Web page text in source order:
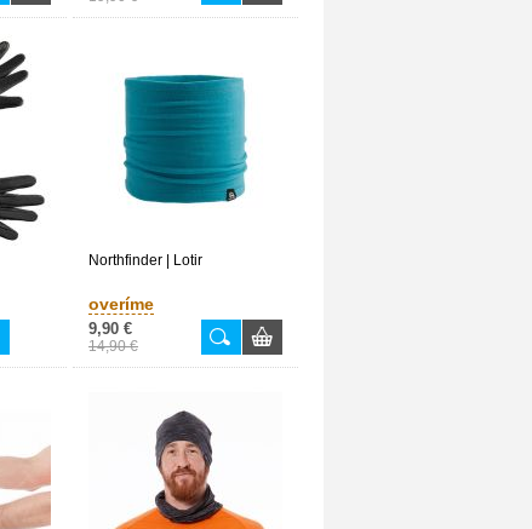
Northfinder | Lotir
overíme
9,90 €
14,90 €